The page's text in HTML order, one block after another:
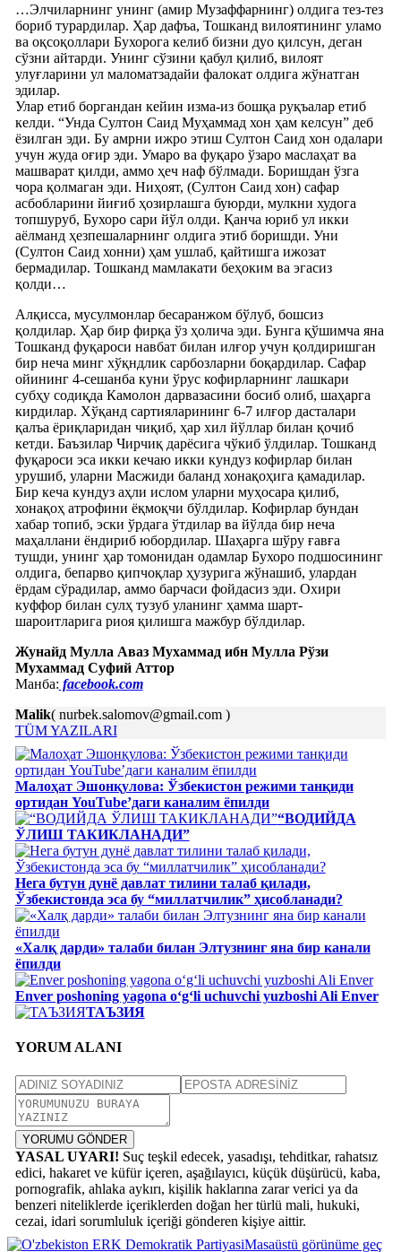
…Элчиларнинг унинг (амир Музаффарнинг) олдига тез-тез
бориб турардилар. Ҳар дафъа, Тошканд вилоятининг уламо
ва оқсоқоллари Бухорога келиб бизни дуо қилсун, деган
сўзни айтарди. Унинг сўзини қабул қилиб, вилоят
улуғларини ул маломатзадайи фалокат олдига жўнатган
эдилар.
Улар етиб боргандан кейин изма-из бошқа руқъалар етиб
келди. “Унда Султон Саид Муҳаммад хон ҳам келсун” деб
ёзилган эди. Бу амрни ижро этиш Султон Саид хон одалари
учун жуда оғир эди. Умаро ва фуқаро ўзаро маслаҳат ва
машварат қилди, аммо ҳеч наф бўлмади. Боришдан ўзга
чора қолмаган эди. Ниҳоят, (Султон Саид хон) сафар
асбобларини йиғиб ҳозирлашга буюрди, мулкни худога
топшуруб, Бухоро сари йўл олди. Қанча юриб ул икки
аёлманд ҳезпешаларнинг олдига этиб боришди. Уни
(Султон Саид хонни) ҳам ушлаб, қайтишга ижозат
бермадилар. Тошканд мамлакати беҳоким ва эгасиз
қолди…
Алқисса, мусулмонлар бесаранжом бўлуб, бошсиз
қолдилар. Ҳар бир фирқа ўз ҳолича эди. Бунга қўшимча яна
Тошканд фуқароси навбат билан илғор учун қолдиришган
бир неча минг хўқндлик сарбозларни боқардилар. Сафар
ойининг 4-сешанба куни ўрус кофирларнинг лашкари
субҳу содиқда Камолон дарвазасини босиб олиб, шаҳарга
кирдилар. Хўқанд сартияларининг 6-7 илғор дасталари
қалъа ёриқларидан чиқиб, ҳар хил йўллар билан қочиб
кетди. Баъзилар Чирчиқ дарёсига чўкиб ўлдилар. Тошканд
фуқароси эса икки кечаю икки кундуз кофирлар билан
урушиб, уларни Масжиди баланд хонақоҳига қамадилар.
Бир кеча кундуз аҳли ислом уларни муҳосара қилиб,
хонақоҳ атрофини ёқмоқчи бўлдилар. Кофирлар бундан
хабар топиб, эски ўрдага ўтдилар ва йўлда бир неча
маҳаллани ёндириб юбордилар. Шаҳарга шўру ғавға
тушди, унинг ҳар томонидан одамлар Бухоро подшосининг
олдига, бепарво қипчоқлар ҳузурига жўнашиб, улардан
ёрдам сўрадилар, аммо барчаси фойдасиз эди. Охири
куффор билан сулҳ тузуб уланинг ҳамма шарт-
шароитларига риоя қилишга мажбур бўлдилар.
Жунайд Мулла Аваз Мухаммад ибн Мулла Рўзи
Мухаммад Суфий Аттор
Манба: facebook.com
Malik( nurbek.salomov@gmail.com )
TÜM YAZILARI
Малоҳат Эшонқулова: Ўзбекистон режими танқиди
ортидан YouTube’даги каналим ёпилди
“ВОДИЙДА
ЎЛИШ ТАКИКЛАНАДИ”
Нега бутун дунё давлат тилини талаб қилади,
Ўзбекистонда эса бу “миллатчилик” ҳисобланади?
«Халқ дарди» талаби билан Элтузнинг яна бир канали
ёпилди
Enver poshoning yagona o‘g‘li uchuvchi yuzboshi Ali Enver
ТАЪЗИЯ
YORUM ALANI
YORUMU GÖNDER
YASAL UYARI! Suç teşkil edecek, yasadışı, tehditkar, rahatsız
edici, hakaret ve küfür içeren, aşağılayıcı, küçük düşürücü, kaba,
pornografik, ahlaka aykırı, kişilik haklarına zarar verici ya da
benzeri niteliklerde içeriklerden doğan her türlü mali, hukuki,
cezai, idari sorumluluk içeriği gönderen kişiye aittir.
Masaüstü görünüme geç